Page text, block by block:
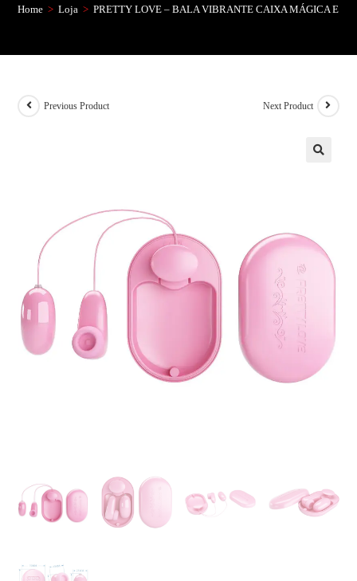
Home > Loja > PRETTY LOVE – BALA VIBRANTE CAIXA MÁGICA E
Previous Product Next Product